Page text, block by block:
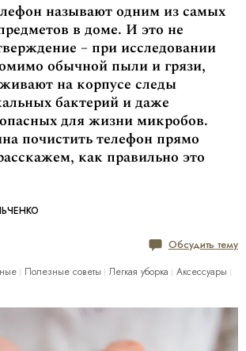
называют одним из самых
в доме. И это не
– при исследовании
обычной пыли и грязи,
на корпусе следы
бактерий и даже
для жизни микробов.
почистить телефон прямо
как правильно это
Обсудить тему
Полезные советы Легкая уборка
Аксессуары